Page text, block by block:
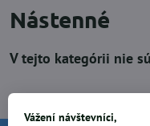
Nástenné
Vážení návštevníci,